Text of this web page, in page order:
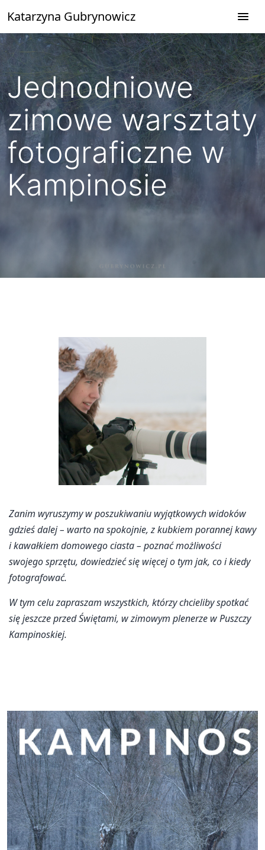
do
treści
Katarzyna Gubrynowicz
Jednodniowe
zimowe warsztaty
fotograficzne w
Kampinosie
Zanim wyruszymy w poszukiwaniu wyjątkowych widoków
gdzieś dalej – warto na spokojnie, z kubkiem porannej kawy
i kawałkiem domowego ciasta – poznać możliwości
swojego sprzętu, dowiedzieć się więcej o tym jak, co i kiedy
fotografować.
W tym celu zapraszam wszystkich, którzy chcieliby spotkać
się jeszcze przed Świętami, w zimowym plenerze w Puszczy
Kampinoskiej.